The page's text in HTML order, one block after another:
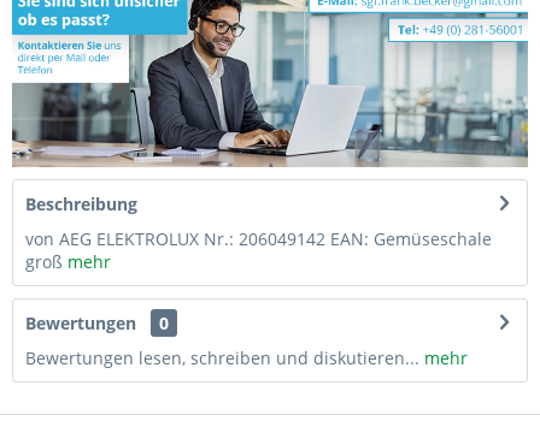
Beschreibung
von AEG ELEKTROLUX Nr.: 206049142 EAN: Gemüseschale
groß mehr
Bewertungen
0
Bewertungen lesen, schreiben und diskutieren... mehr